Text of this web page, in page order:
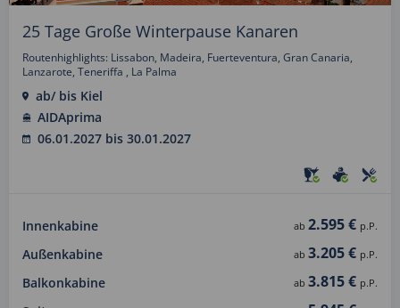
25 Tage Große Winterpause Kanaren
Routenhighlights: Lissabon, Madeira, Fuerteventura, Gran Canaria,
Lanzarote, Teneriffa , La Palma
ab/ bis Kiel
AIDAprima
06.01.2027 bis 30.01.2027
Innenkabine ab 2.595 € p.P.
Außenkabine ab 3.205 € p.P.
Balkonkabine ab 3.815 € p.P.